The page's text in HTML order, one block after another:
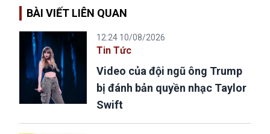
BÀI VIẾT LIÊN QUAN
12:24 10/08/2026
Tin Tức
Video của đội ngũ ông Trump
bị đánh bản quyền nhạc Taylor
Swift